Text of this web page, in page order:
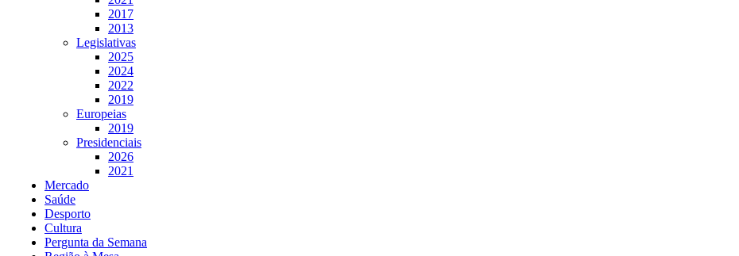
2017
2013
Legislativas
2025
2024
2022
2019
Europeias
2019
Presidenciais
2026
2021
Mercado
Saúde
Desporto
Cultura
Pergunta da Semana